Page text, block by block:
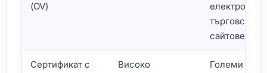
(OV)
електронни
търговски
сайтове
Сертификат с
Високо
Големи